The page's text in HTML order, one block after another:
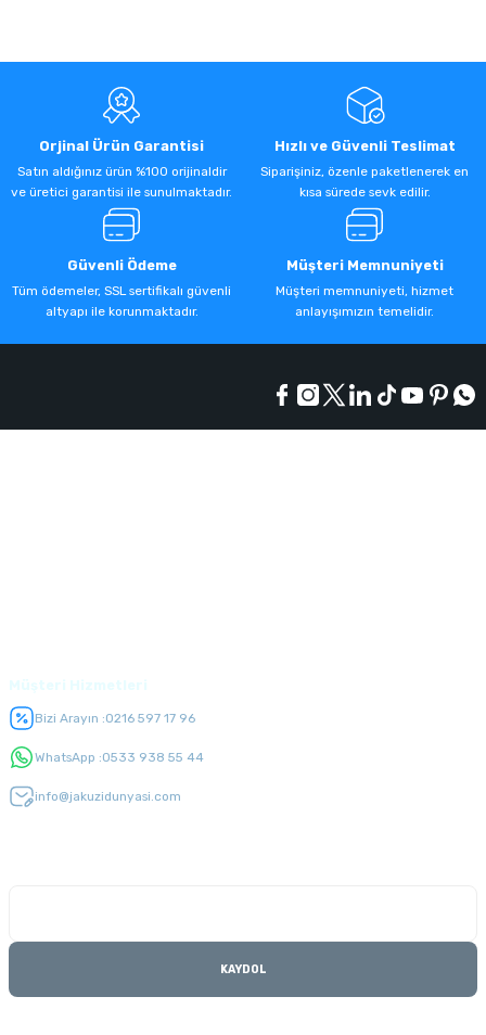
Orjinal Ürün Garantisi
Satın aldığınız ürün %100 orijinaldir
ve üretici garantisi ile sunulmaktadır.
Hızlı ve Güvenli Teslimat
Siparişiniz, özenle paketlenerek en
kısa sürede sevk edilir.
Güvenli Ödeme
Tüm ödemeler, SSL sertifikalı güvenli
altyapı ile korunmaktadır.
Müşteri Memnuniyeti
Müşteri memnuniyeti, hizmet
anlayışımızın temelidir.
Bizi Arayın :0216 597 17 96
WhatsApp :0533 938 55 44
info@jakuzidunyasi.com
KAYDOL